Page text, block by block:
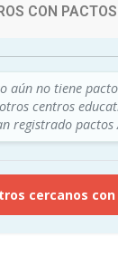
CON
aún no tiene
centros
registrado pactos
cercanos con